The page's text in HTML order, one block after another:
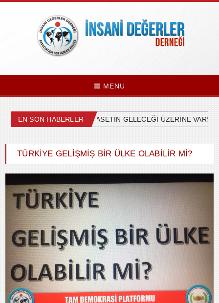
MENU
EN SON HABERLER
ÜLKEMİZDEKİ SİYASETİN GELECEĞİ ÜZERİNE
TÜRKİYE GELİŞMİŞ BİR ÜLKE OLABİLİR Mİ?